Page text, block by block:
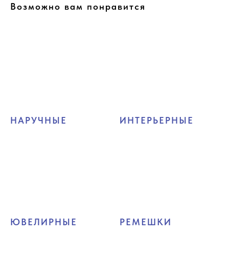
Возможно вам понравится
НАРУЧНЫЕ ИНТЕРЬЕРНЫЕ
ЮВЕЛИРНЫЕ РЕМЕШКИ